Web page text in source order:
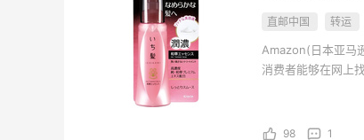
直邮中国 转运
Amazon(日本亚马
消费者能够在网上
品、婴幼儿用品、
98 1
08月08日
闪购买李若桃酸奶，2杯很划算！！